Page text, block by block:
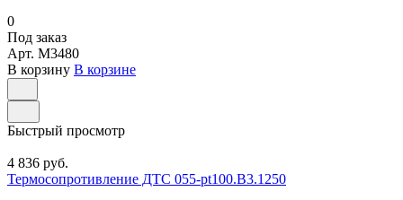
0
Под заказ
Арт. M3480
В корзину В корзине
Быстрый просмотр
4 836 руб.
Термосопротивление ДТС 055-pt100.В3.1250